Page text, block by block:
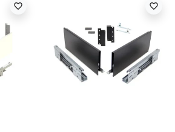
favorite_border favorite_border